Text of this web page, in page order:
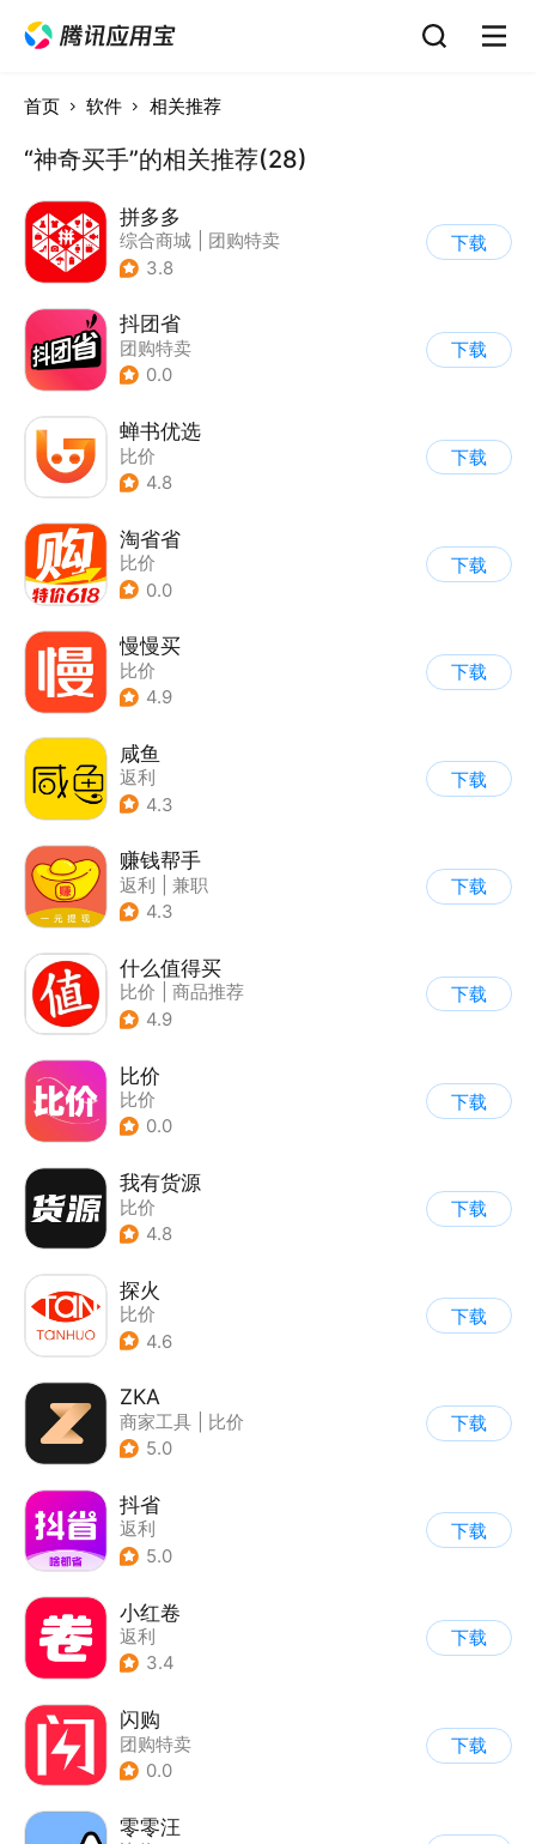
首页 软件 相关推荐
“神奇买手”的相关推荐(28)
拼多多
综合商城
团购特卖
3.8
下载
抖团省
团购特卖
0.0
下载
蝉书优选
比价
4.8
下载
淘省省
比价
0.0
下载
慢慢买
比价
4.9
下载
咸鱼
返利
4.3
下载
赚钱帮手
返利
兼职
4.3
下载
什么值得买
比价
商品推荐
4.9
下载
比价
比价
0.0
下载
我有货源
比价
4.8
下载
探火
比价
4.6
下载
ZKA
商家工具
比价
5.0
下载
抖省
返利
5.0
下载
小红卷
返利
3.4
下载
闪购
团购特卖
0.0
下载
零零汪